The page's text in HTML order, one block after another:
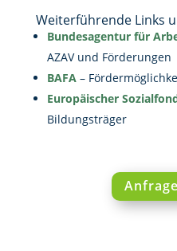
Weiterführende Links
Bundesagentur für
AZAV und Förderungen
BAFA–
Europäischer
Bildungsträger